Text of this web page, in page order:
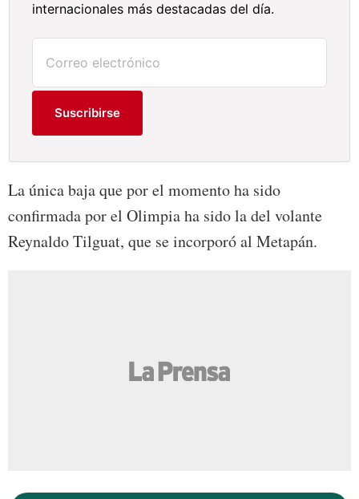
internacionales más destacadas del día.
Suscribirse
La única baja que por el momento ha sido
confirmada por el Olimpia ha sido la del volante
Reynaldo Tilguat, que se incorporó al Metapán.